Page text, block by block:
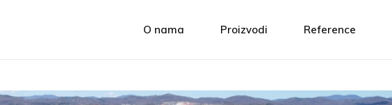
O nama Proizvodi Reference